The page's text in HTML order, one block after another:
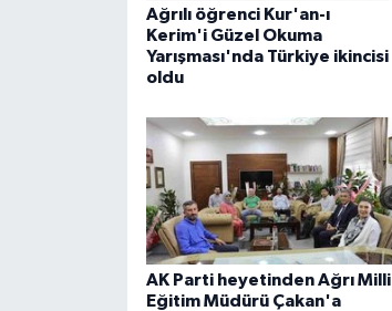
Ağrılı öğrenci Kur'an-ı
Kerim'i Güzel Okuma
Yarışması'nda Türkiye ikincisi
oldu
AK Parti heyetinden Ağrı Milli
Eğitim Müdürü Çakan'a